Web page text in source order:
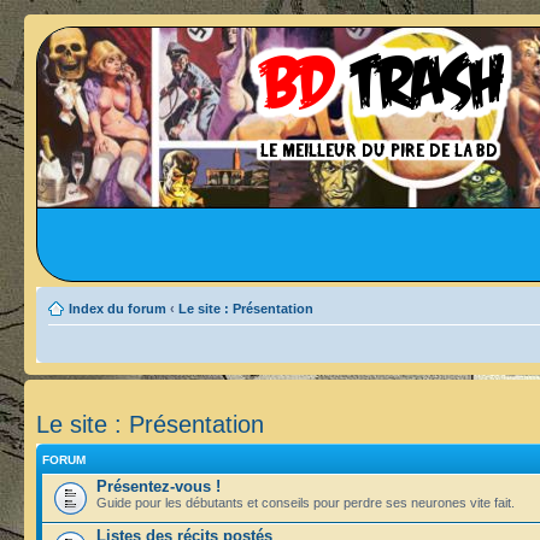
Index du forum ‹ Le site : Présentation
Le site : Présentation
FORUM
Présentez-vous !
Guide pour les débutants et conseils pour perdre ses neurones vite fait.
Listes des récits postés